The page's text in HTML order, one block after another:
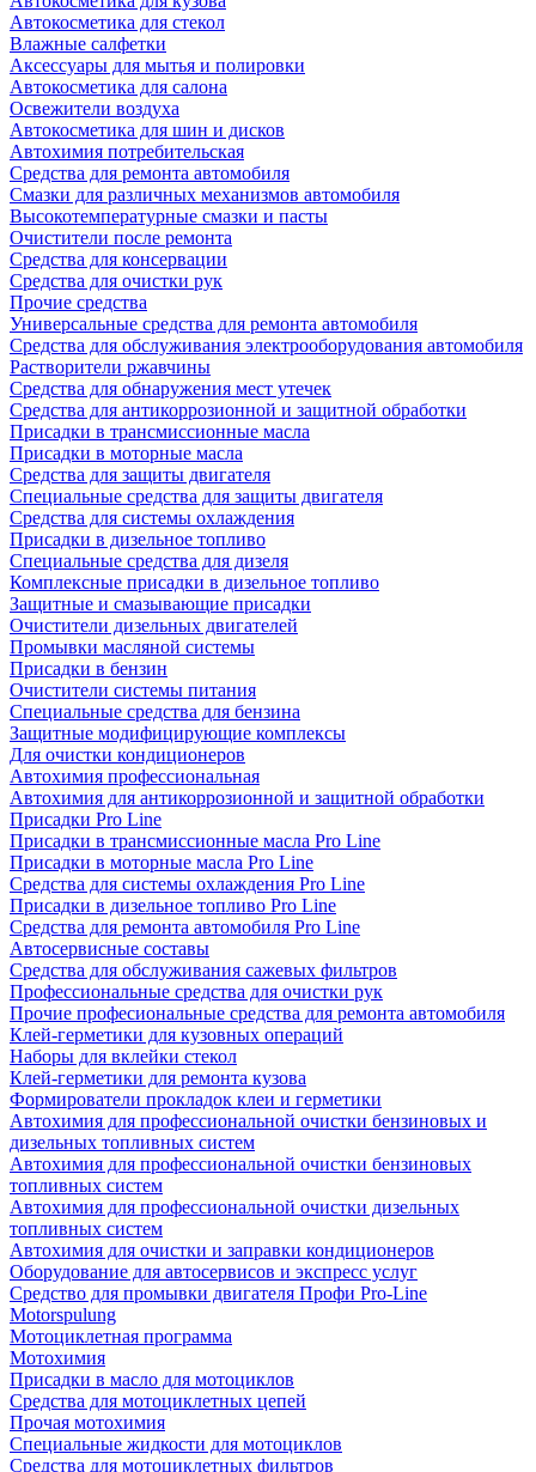
Автокосметика для стекол
Влажные салфетки
Аксессуары для мытья и полировки
Автокосметика для салона
Освежители воздуха
Автокосметика для шин и дисков
Автохимия потребительская
Средства для ремонта автомобиля
Смазки для различных механизмов автомобиля
Высокотемпературные смазки и пасты
Очистители после ремонта
Средства для консервации
Средства для очистки рук
Прочие средства
Универсальные средства для ремонта автомобиля
Средства для обслуживания электрооборудования автомобиля
Растворители ржавчины
Средства для обнаружения мест утечек
Средства для антикоррозионной и защитной обработки
Присадки в трансмиссионные масла
Присадки в моторные масла
Средства для защиты двигателя
Специальныe средства для защиты двигателя
Средства для системы охлаждения
Присадки в дизельное топливо
Спeциальные средства для дизеля
Комплексные присадки в дизельное топливо
Защитные и смазывающие присадки
Очистители дизельных двигателей
Промывки масляной системы
Присадки в бензин
Очистители системы питания
Специальные срeдства для бензина
Защитные модифицирующие комплексы
Для очистки кондиционеров
Автохимия профессиональная
Автохимия для антикоррозионной и защитной обработки
Присадки Pro Line
Присадки в трансмиссионные масла Pro Line
Присадки в моторные масла Pro Line
Средства для системы охлаждения Pro Line
Присадки в дизельное топливо Pro Line
Средства для ремонта автомобиля Pro Line
Автосервисные составы
Средства для обслуживания сажевых фильтров
Профессиональные средства для очистки рук
Прочие професиональные средства для ремонта автомобиля
Клей-герметики для кузовных операций
Наборы для вклейки стекол
Клей-герметики для ремонта кузова
Формирователи прокладок клеи и герметики
Автохимия для профессиональной очистки бензиновых и
дизельных топливных систем
Автохимия для профессиональной очистки бензиновых
топливных систем
Автохимия для профессиональной очистки дизельных
топливных систем
Автохимия для очистки и заправки кондиционеров
Оборудование для автосервисов и экспресс услуг
Средство для промывки двигателя Профи Pro-Line
Motorspulung
Мотоциклетная программа
Мотохимия
Присадки в масло для мотоциклов
Средства для мотоциклетных цепей
Прочая мотохимия
Специальные жидкости для мотоциклов
Средства для мотоциклетных фильтров